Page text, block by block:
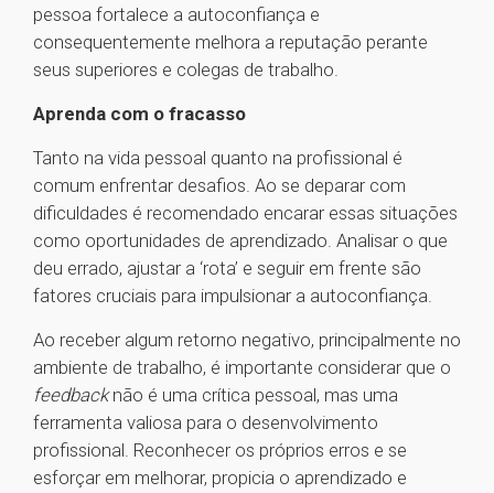
pessoa fortalece a autoconfiança e
consequentemente melhora a reputação perante
seus superiores e colegas de trabalho.
Aprenda com o fracasso
Tanto na vida pessoal quanto na profissional é
comum enfrentar desafios. Ao se deparar com
dificuldades é recomendado encarar essas situações
como oportunidades de aprendizado. Analisar o que
deu errado, ajustar a ‘rota’ e seguir em frente são
fatores cruciais para impulsionar a autoconfiança.
Ao receber algum retorno negativo, principalmente no
ambiente de trabalho, é importante considerar que o
feedbacknão é uma crítica pessoal, mas uma
ferramenta valiosa para o desenvolvimento
profissional. Reconhecer os próprios erros e se
esforçar em melhorar, propicia o aprendizado e